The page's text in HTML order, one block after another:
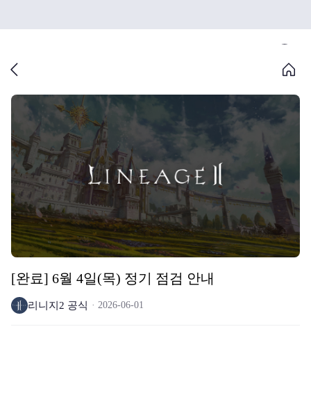
[완료] 6월 4일(목) 정기 점검 안내
리니지2 공식 2026-06-01